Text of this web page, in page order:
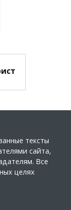
тексты
сайта,
Все
целях